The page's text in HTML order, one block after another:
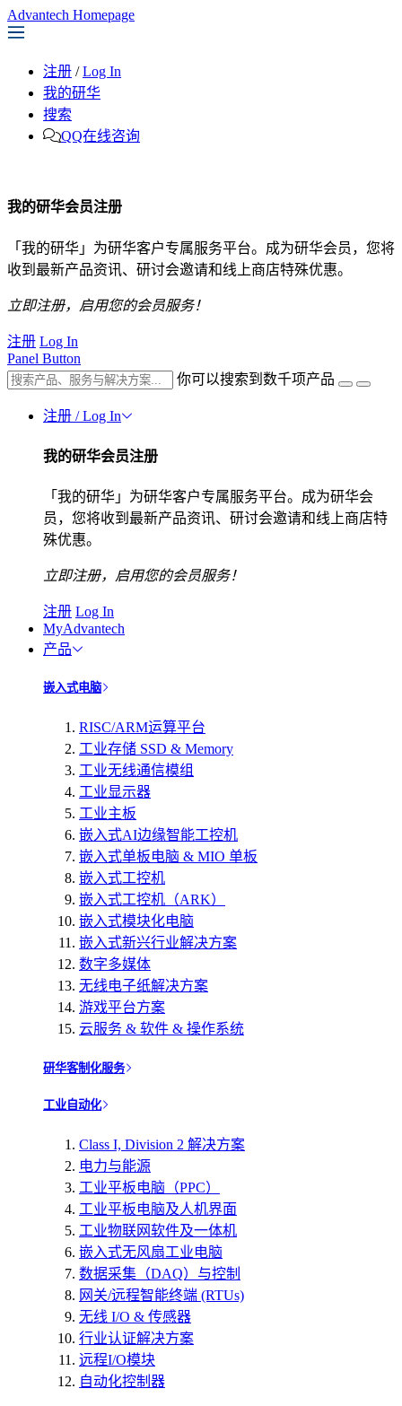
Advantech Homepage
注册 / Log In
我的研华
搜索
QQ在线咨询
我的研华会员注册
「我的研华」为研华客户专属服务平台。成为研华会员，您将
收到最新产品资讯、研讨会邀请和线上商店特殊优惠。
立即注册，启用您的会员服务！
注册 Log In
Panel Button
你可以搜索到数千项产品
注册 / Log In
我的研华会员注册
「我的研华」为研华客户专属服务平台。成为研华会
员，您将收到最新产品资讯、研讨会邀请和线上商店特
殊优惠。
立即注册，启用您的会员服务！
注册 Log In
MyAdvantech
产品
嵌入式电脑
RISC/ARM运算平台
工业存储 SSD & Memory
工业无线通信模组
工业显示器
工业主板
嵌入式AI边缘智能工控机
嵌入式单板电脑 & MIO 单板
嵌入式工控机
嵌入式工控机（ARK）
嵌入式模块化电脑
嵌入式新兴行业解决方案
数字多媒体
无线电子纸解决方案
游戏平台方案
云服务 & 软件 & 操作系统
研华客制化服务
工业自动化
Class I, Division 2 解决方案
电力与能源
工业平板电脑（PPC）
工业平板电脑及人机界面
工业物联网软件及一体机
嵌入式无风扇工业电脑
数据采集（DAQ）与控制
网关/远程智能终端 (RTUs)
无线 I/O & 传感器
行业认证解决方案
远程I/O模块
自动化控制器